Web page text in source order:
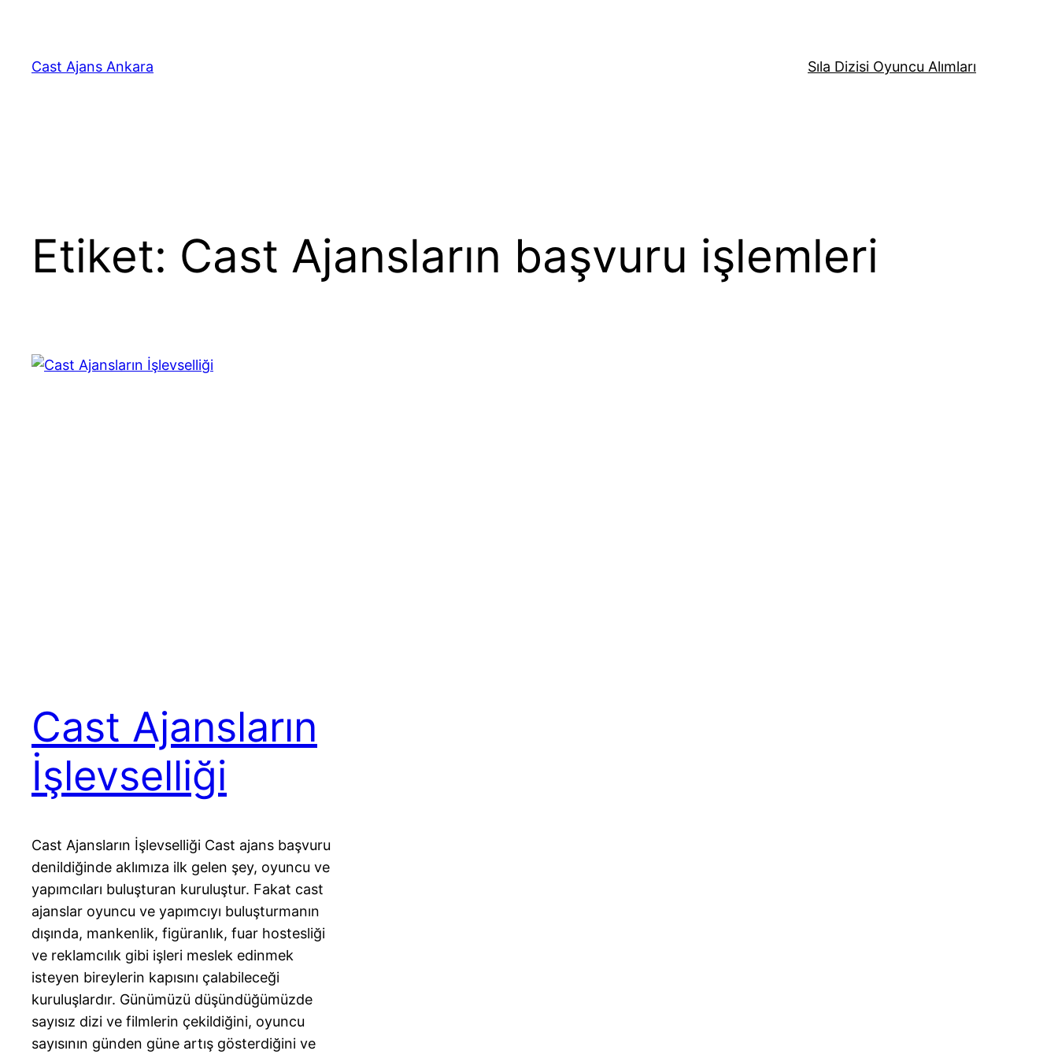
Cast Ajans Ankara
Sıla Dizisi Oyuncu Alımları
Etiket: Cast Ajansların başvuru işlemleri
Cast Ajansların
İşlevselliği
Cast Ajansların İşlevselliği Cast ajans başvuru
denildiğinde aklımıza ilk gelen şey, oyuncu ve
yapımcıları buluşturan kuruluştur. Fakat cast
ajanslar oyuncu ve yapımcıyı buluşturmanın
dışında, mankenlik, figüranlık, fuar hostesliği
ve reklamcılık gibi işleri meslek edinmek
isteyen bireylerin kapısını çalabileceği
kuruluşlardır. Günümüzü düşündüğümüzde
sayısız dizi ve filmlerin çekildiğini, oyuncu
sayısının günden güne artış gösterdiğini ve